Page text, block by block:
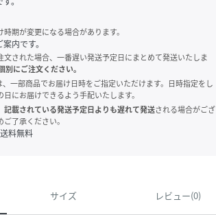
期が変更になる場合があります。
内です。
された場合、一番遅い発送予定日にまとめて発送いたしま
別にご注文ください。
一部商品でお届け日時をご指定いただけます。日時指定をし
にお届けできるよう手配いたします。
載されている発送予定日よりも遅れて発送される場合がござ
了承ください。
料無料
サイズ レビュー(0)